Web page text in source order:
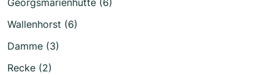
Georgsmarienhütte (6)
Wallenhorst (6)
Damme (3)
Recke (2)